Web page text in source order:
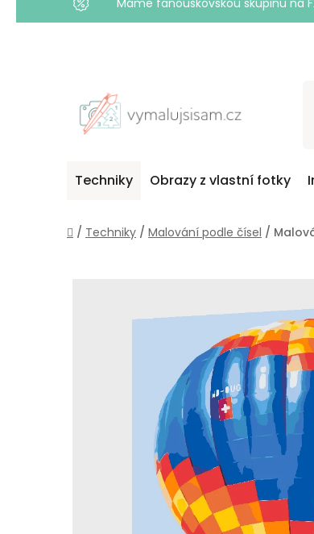
Máme fanouškovskou skupinu na
Techniky Obrazy z vlastní fotky
Domů
/ Techniky / Malování podle čísel /